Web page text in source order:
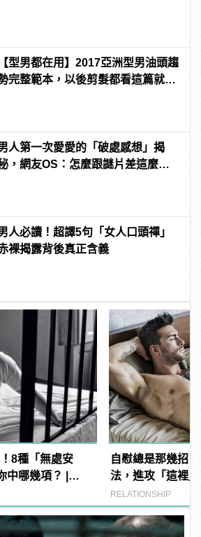
【型男都在用】2017亞洲型男油頭趨
完整範本，以後剪髮都看這篇就夠
人第一次愛愛的「破處感想」揭
，網友OS：怎麼跟謎片差這麼
人必讀！超譯5句「女人口頭禪」
裸揭露背後真正含義
8種「無處安
中哪幾項？ |
男
自慰總是那幾招
法，進攻「這裡
RELATIONSHIP